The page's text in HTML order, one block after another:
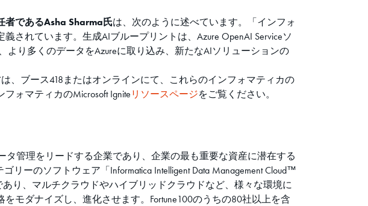
者であるAsha Sharma氏は、次のように述べています。「インフォ
されています。生成AIブループリントは、Azure OpenAI Serviceソ
り多くのデータをAzureに取り込み、新たなAIソリューションの
、ブース418またはオンラインにて、これらのインフォマティカの
ォマティカのMicrosoft Igniteリソースページをご覧ください。
タ管理をリードする企業であり、企業の最も重要な資産に潜在する
ーのソフトウェア「Informatica Intelligent Data Management Cloud™
り、マルチクラウドやハイブリッドクラウドなど、様々な環境に
モダナイズし、進化させます。Fortune100のうちの80社以上を含